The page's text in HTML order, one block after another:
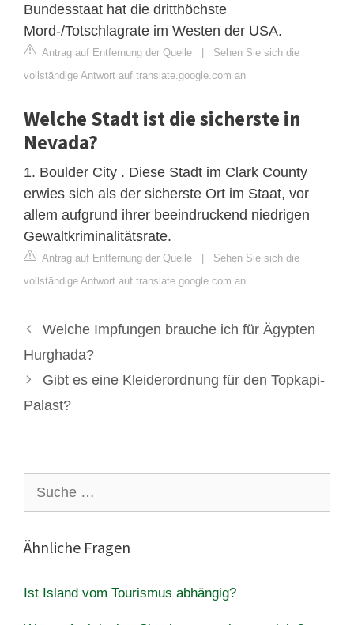
Bundesstaat hat die dritthöchste
Mord-/Totschlagrate im Westen der USA.
Antrag auf Entfernung der Quelle | Sehen Sie sich die
vollständige Antwort auf translate.google.com an
Welche Stadt ist die sicherste in
Nevada?
1. Boulder City . Diese Stadt im Clark County
erwies sich als der sicherste Ort im Staat, vor
allem aufgrund ihrer beeindruckend niedrigen
Gewaltkriminalitätsrate.
Antrag auf Entfernung der Quelle | Sehen Sie sich die
vollständige Antwort auf translate.google.com an
Welche Impfungen brauche ich für Ägypten
Hurghada?
Gibt es eine Kleiderordnung für den Topkapi-
Palast?
nach:
Ähnliche Fragen
Ist Island vom Tourismus abhängig?